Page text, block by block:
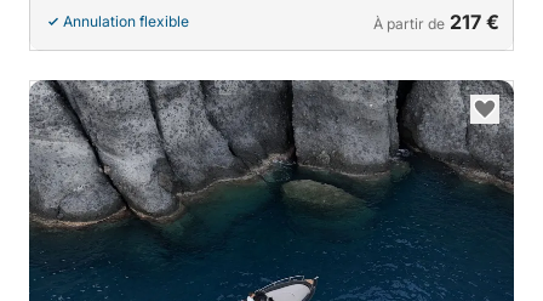
Annulation flexible À partir de 217 €